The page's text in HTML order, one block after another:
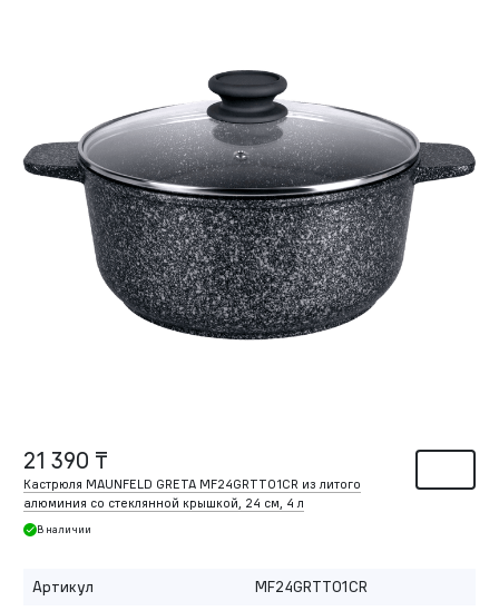
21 390 ₸
Кастрюля MAUNFELD GRETA MF24GRTT01CR из литого
алюминия со стеклянной крышкой, 24 см, 4 л
В наличии
Артикул
MF24GRTT01CR